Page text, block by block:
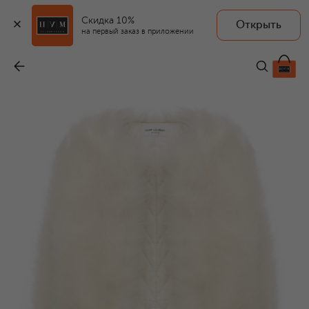
Скидка 10%
на первый заказ в приложении
Открыть
394 500 ₽